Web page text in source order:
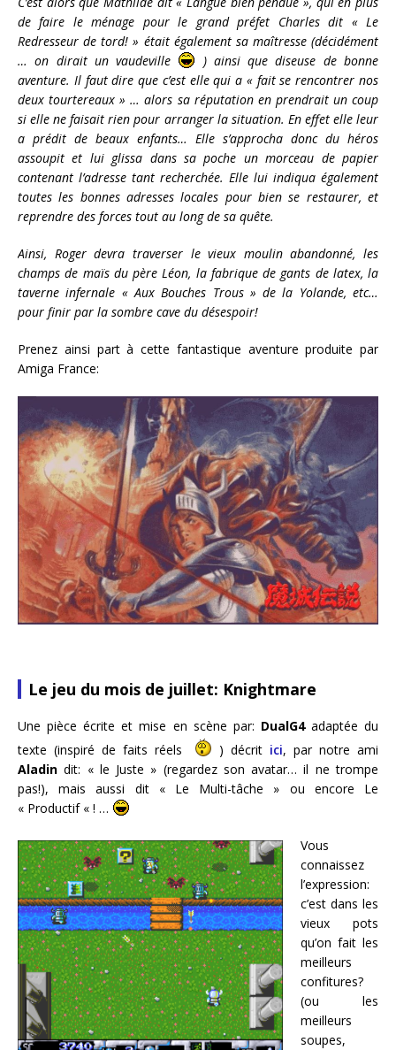
de faire le ménage pour le grand préfet Charles dit « Le
Redresseur de tord! » était également sa maîtresse (décidément
… on dirait un vaudeville
) ainsi que diseuse de bonne
aventure. Il faut dire que c’est elle qui a « fait se rencontrer nos
deux tourtereaux » … alors sa réputation en prendrait un coup
si elle ne faisait rien pour arranger la situation. En effet elle leur
a prédit de beaux enfants… Elle s’approcha donc du héros
assoupit et lui glissa dans sa poche un morceau de papier
contenant l’adresse tant recherchée. Elle lui indiqua également
toutes les bonnes adresses locales pour bien se restaurer, et
reprendre des forces tout au long de sa quête.
Ainsi, Roger devra traverser le vieux moulin abandonné, les
champs de maïs du père Léon, la fabrique de gants de latex, la
taverne infernale « Aux Bouches Trous » de la Yolande, etc…
pour finir par la sombre cave du désespoir!
Prenez ainsi part à cette fantastique aventure produite par
Amiga France:
Le jeu du mois de juillet: Knightmare
Une pièce écrite et mise en scène par: DualG4adaptée du
texte (inspiré de faits réels
) décrit ici, par notre ami
Aladin dit: « le Juste » (regardez son avatar… il ne trompe
pas!), mais aussi dit « Le Multi-tâche » ou encore Le
« Productif « ! …
Vous
connaissez
l’expression:
c’est dans les
vieux pots
qu’on fait les
meilleurs
confitures?
(ou les
meilleurs
soupes,